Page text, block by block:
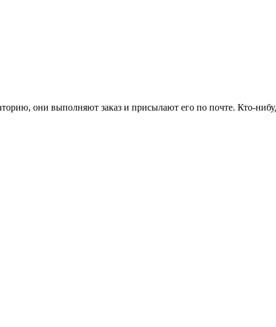
они выполняют заказ и присылают его по почте. Кто-